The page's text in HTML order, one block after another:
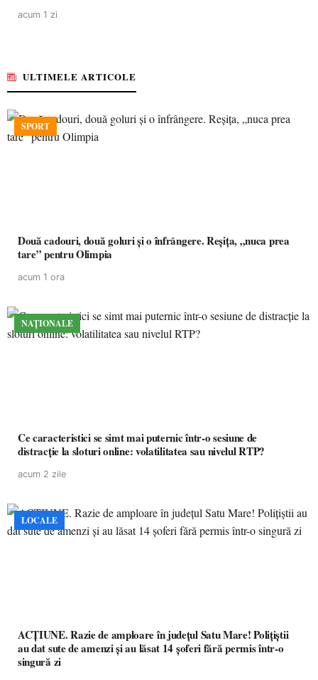
acum 1 zi
ULTIMELE ARTICOLE
SPORT
Două cadouri, două goluri și o înfrângere. Reșița, „nuca prea
tare” pentru Olimpia
acum 1 ora
NAȚIONALE
Ce caracteristici se simt mai puternic într-o sesiune de
distracție la sloturi online: volatilitatea sau nivelul RTP?
acum 2 zile
LOCALE
ACȚIUNE. Razie de amploare în județul Satu Mare! Polițiștii
au dat sute de amenzi și au lăsat 14 șoferi fără permis într-o
singură zi